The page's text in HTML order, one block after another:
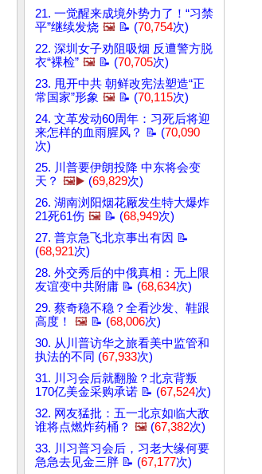
21. 一觉醒来成境外势力了！“习禁
平”继续发烧 🖼️ 📝 (70,754次)
22. 深圳女子劝阻吸烟 反遭警方脱
衣“裸检” 🖼️ 📝 (70,705次)
23. 甩开中共 朝鲜改宪法塑造“正
常国家”形象 🖼️ 📝 (70,115次)
24. 文革发动60周年：习死后将迎
来怎样的血雨腥风？ 📝 (70,090
次)
25. 川普要伊朗投降 中东将会变
天？ 🖼️▶️ (69,829次)
26. 湖南浏阳烟花厰发生特大爆炸
21死61伤 🖼️ 📝 (68,949次)
27. 普京急飞北京事出有因 📝
(68,921次)
28. 外交秀后的中俄真相：无上限
友谊变中共附庸 📝 (68,634次)
29. 蔡奇稳不稳？全看沙发、鞋跟
高度！
🖼️ 📝 (68,006次)
30. 从川普访华之旅看美中监管和
执法的不同 (67,933次)
31. 川习会后就翻脸？北京背叛
170亿美金采购承诺 📝 (67,524次)
32. 网友猛批：五一北京如临大敌
谁将点燃炸药桶？ 🖼️ (67,382次)
33. 川习普习会后，习老大缘何要
急急去见金三胖 📝 (67,177次)